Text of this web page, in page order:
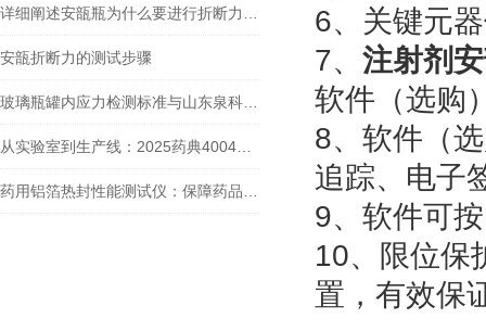
安瓿折断力的测试步骤
6、关键元
7、 注射剂
软件（选购
8、软件（
追踪、电子
9、软件可
10、限位保
置，有效保